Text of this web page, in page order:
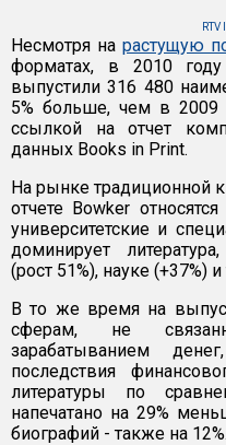
Несмотря на растущую
форматах, в 2010 году
выпустили 316 480
5% больше, чем в 2009
ссылкой на отчет
данных Books in Print.
На рынке традиционной
отчете Bowker
университетские и
доминирует
(рост 51%), науке (+37%)
В то же время на
сферам, не
зарабатыванием
последствия
литературы по
напечатано на 29%
биографий - также на 12%.